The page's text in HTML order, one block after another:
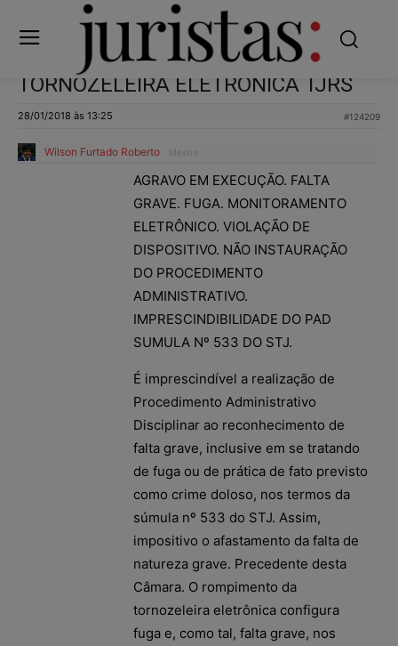
TORNOZELEIRA ELETRÔNICA TJRS
28/01/2018 às 13:25 #124209
Wilson Furtado Roberto Mestre
AGRAVO EM EXECUÇÃO. FALTA
GRAVE. FUGA. MONITORAMENTO
ELETRÔNICO. VIOLAÇÃO DE
DISPOSITIVO. NÃO INSTAURAÇÃO
DO PROCEDIMENTO
ADMINISTRATIVO.
IMPRESCINDIBILIDADE DO PAD
SUMULA Nº 533 DO STJ.
É imprescindível a realização de
Procedimento Administrativo
Disciplinar ao reconhecimento de
falta grave, inclusive em se tratando
de fuga ou de prática de fato previsto
como crime doloso, nos termos da
súmula nº 533 do STJ. Assim,
impositivo o afastamento da falta de
natureza grave. Precedente desta
Câmara. O rompimento da
tornozeleira eletrônica configura
fuga e, como tal, falta grave, nos